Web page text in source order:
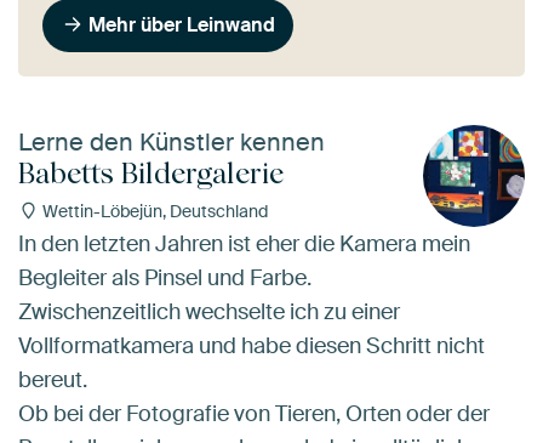
Mehr über Leinwand
Lerne den Künstler kennen
Babetts Bildergalerie
Wettin-Löbejün, Deutschland
In den letzten Jahren ist eher die Kamera mein
Begleiter als Pinsel und Farbe.
Zwischenzeitlich wechselte ich zu einer
Vollformatkamera und habe diesen Schritt nicht
bereut.
Ob bei der Fotografie von Tieren, Orten oder der